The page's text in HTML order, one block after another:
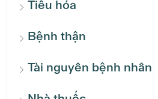
Tiêu hóa
Bệnh thận
Tài nguyên bệnh nhân